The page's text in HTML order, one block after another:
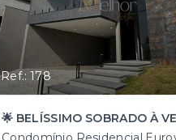
Ref.: 178